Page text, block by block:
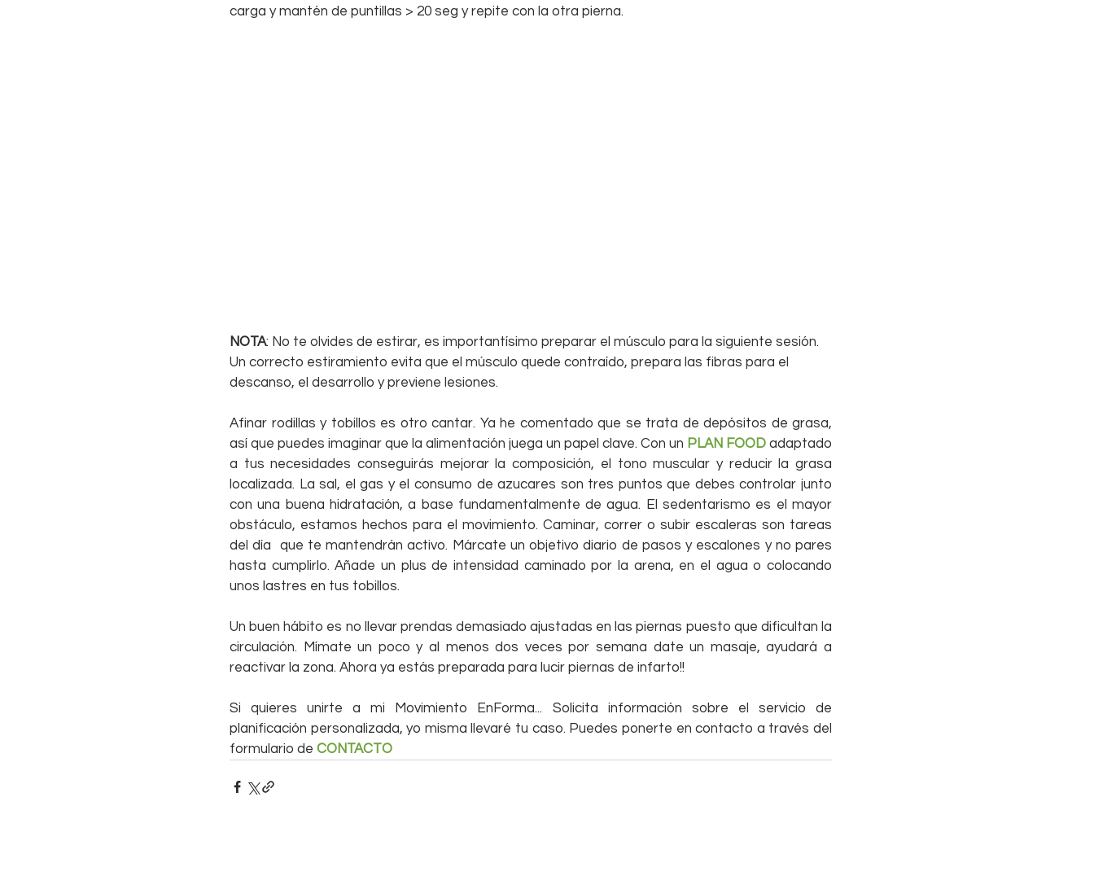
carga y mantén de puntillas > 20 seg y repite con la otra pierna.
NOTA: No te olvides de estirar, es importantísimo preparar el músculo para la siguiente sesión.
Un correcto estiramiento evita que el músculo quede contraído, prepara las fibras para el
descanso, el desarrollo y previene lesiones.
Afinar rodillas y tobillos es otro cantar. Ya he comentado que se trata de depósitos de grasa,
así que puedes imaginar que la alimentación juega un papel clave. Con un PLAN FOOD adaptado
a tus necesidades conseguirás mejorar la composición, el tono muscular y reducir la grasa
localizada. La sal, el gas y el consumo de azucares son tres puntos que debes controlar junto
con una buena hidratación, a base fundamentalmente de agua. El sedentarismo es el mayor
obstáculo, estamos hechos para el movimiento. Caminar, correr o subir escaleras son tareas
del día  que te mantendrán activo. Márcate un objetivo diario de pasos y escalones y no pares
hasta cumplirlo. Añade un plus de intensidad caminado por la arena, en el agua o colocando
unos lastres en tus tobillos.
Un buen hábito es no llevar prendas demasiado ajustadas en las piernas puesto que dificultan la
circulación. Mímate un poco y al menos dos veces por semana date un masaje, ayudará a
reactivar la zona. Ahora ya estás preparada para lucir piernas de infarto!!
Si quieres unirte a mi Movimiento EnForma... Solicita información sobre el servicio de
planificación personalizada, yo misma llevaré tu caso. Puedes ponerte en contacto a través del
formulario de CONTACTO